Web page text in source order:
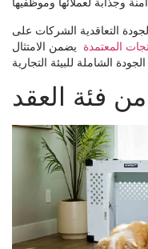
التعاقدية الشركات على
المعتمدة
يضمن الامتثال
من فئة العقد